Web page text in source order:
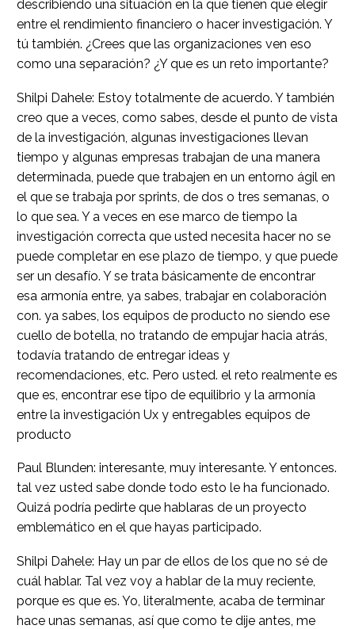
describiendo una situación en la que tienen que elegir
entre el rendimiento financiero o hacer investigación. Y
tú también. ¿Crees que las organizaciones ven eso
como una separación? ¿Y que es un reto importante?
Shilpi Dahele: Estoy totalmente de acuerdo. Y también
creo que a veces, como sabes, desde el punto de vista
de la investigación, algunas investigaciones llevan
tiempo y algunas empresas trabajan de una manera
determinada, puede que trabajen en un entorno ágil en
el que se trabaja por sprints, de dos o tres semanas, o
lo que sea. Y a veces en ese marco de tiempo la
investigación correcta que usted necesita hacer no se
puede completar en ese plazo de tiempo, y que puede
ser un desafío. Y se trata básicamente de encontrar
esa armonía entre, ya sabes, trabajar en colaboración
con. ya sabes, los equipos de producto no siendo ese
cuello de botella, no tratando de empujar hacia atrás,
todavía tratando de entregar ideas y
recomendaciones, etc. Pero usted. el reto realmente es
que es, encontrar ese tipo de equilibrio y la armonía
entre la investigación Ux y entregables equipos de
producto
Paul Blunden: interesante, muy interesante. Y entonces.
tal vez usted sabe donde todo esto le ha funcionado.
Quizá podría pedirte que hablaras de un proyecto
emblemático en el que hayas participado.
Shilpi Dahele: Hay un par de ellos de los que no sé de
cuál hablar. Tal vez voy a hablar de la muy reciente,
porque es que es. Yo, literalmente, acaba de terminar
hace unas semanas, así que como te dije antes, me